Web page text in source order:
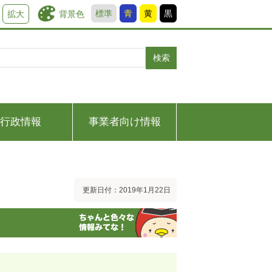
背景色 標準 青 黄 黒
拡大
検索
行政情報 事業者向け情報
更新日付：2019年1月22日